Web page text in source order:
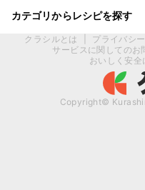
カテゴリからレシピを探す
クラシルとは プライバシ
サービスに関してのお
おいしく安
Copyright©